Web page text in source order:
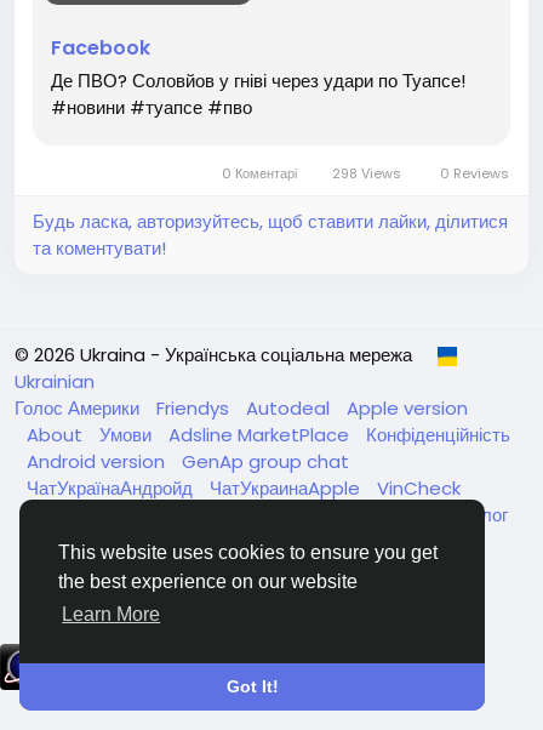
This website uses cookies to ensure you get
the best experience on our website
Learn More
Got It!
Facebook
Де ПВО? Соловйов у гніві через удари по Туапсе!
#новини #туапсе #пво
0 Коментарі 298 Views 0 Reviews
Будь ласка, авторизуйтесь, щоб ставити лайки, ділитися
та коментувати!
© 2026 Ukraina - Українська соціальна мережа
Ukrainian
Голос Америки
Friendys Autodeal
Apple version
About
Умови Adsline MarketPlace
Конфіденційність
Android version
GenAp group chat
ЧатУкраїнаАндройд
ЧатУкраинаApple
VinCheck
Каталог